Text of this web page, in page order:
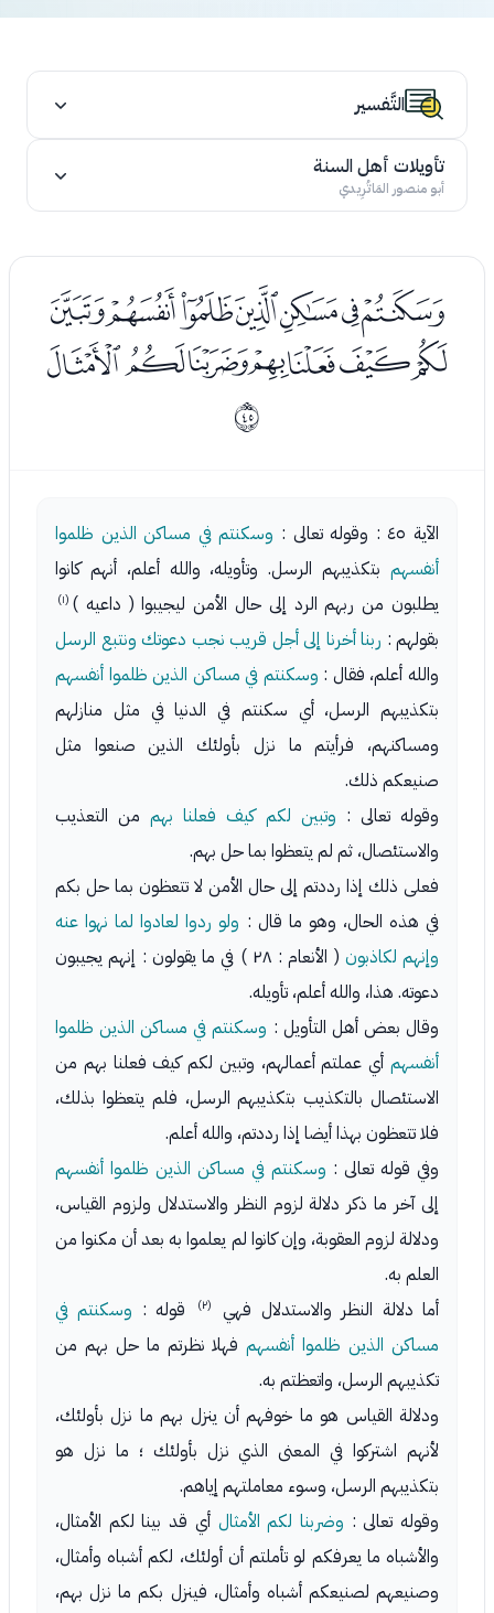
التَّفسير
تأويلات أهل السنة
أبو منصور المَاتُرِيدي
ﭸﭹﭺﭻﭼﭽﭾ
ﭿﮀﮁﮂﮃﮄﮅ
ﰬ
الآية ٤٥ : وقوله تعالى :
وسكنتم في مساكن الذين ظلموا
أنفسهم بتكذيبهم الرسل. وتأويله، والله أعلم، أنهم كانوا
يطلبون من ربهم الرد إلى حال الأمن ليجيبوا ( داعيه ) (١)
بقولهم : ربنا أخرنا إلى أجل قريب نجب دعوتك ونتبع الرسل
والله أعلم، فقال : وسكنتم في مساكن الذين ظلموا أنفسهم
بتكذيبهم الرسل، أي سكنتم في الدنيا في مثل منازلهم
ومساكنهم، فرأيتم ما نزل بأولئك الذين صنعوا مثل
صنيعكم ذلك.
وقوله تعالى : وتبين لكم كيف فعلنا بهم من التعذيب
والاستئصال، ثم لم يتعظوا بما حل بهم.
فعلى ذلك إذا رددتم إلى حال الأمن لا تتعظون بما حل بكم
في هذه الحال، وهو ما قال : ولو ردوا لعادوا لما نهوا عنه
وإنهم لكاذبون
( الأنعام : ٢٨ ) في ما يقولون : إنهم يجيبون
دعوته. هذا، والله أعلم، تأويله.
وقال بعض أهل التأويل : وسكنتم في مساكن الذين ظلموا
أنفسهم أي عملتم أعمالهم، وتبين لكم كيف فعلنا بهم من
الاستئصال بالتكذيب بتكذيبهم الرسل، فلم يتعظوا بذلك،
فلا تتعظون بهذا أيضا إذا رددتم، والله أعلم.
وفي قوله تعالى : وسكنتم في مساكن الذين ظلموا أنفسهم
إلى آخر ما ذكر دلالة لزوم النظر والاستدلال ولزوم القياس،
ودلالة لزوم العقوبة، وإن كانوا لم يعلموا به بعد أن مكنوا من
العلم به.
أما دلالة النظر والاستدلال فهي
(٢) قوله : وسكنتم في
مساكن الذين ظلموا أنفسهم فهلا نظرتم ما حل بهم من
تكذيبهم الرسل، واتعظتم به.
ودلالة القياس هو ما خوفهم أن ينزل بهم ما نزل بأولئك،
لأنهم اشتركوا في المعنى الذي نزل بأولئك ؛ ما نزل هو
بتكذيبهم الرسل، وسوء معاملتهم إياهم.
وقوله تعالى : وضربنا لكم الأمثالأي قد بينا لكم الأمثال،
والأشباه ما يعرفكم لو تأملتم أن أولئك، لكم أشباه وأمثال،
وصنيعهم لصنيعكم أشباه وأمثال، فينزل بكم ما نزل بهم،